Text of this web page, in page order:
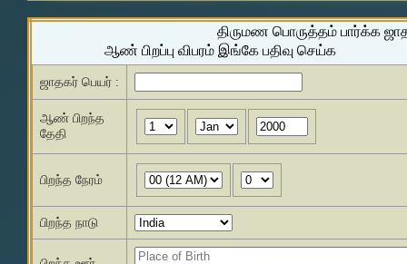
திருமண பொருத்தம் பார்க்க
ஆண் பிறப்பு விபரம் இங்கே பதிவு செய்க
ஜாதகர் பெயர் :
ஆண் பிறந்த
தேதி
பிறந்த நேரம்
பிறந்த நாடு